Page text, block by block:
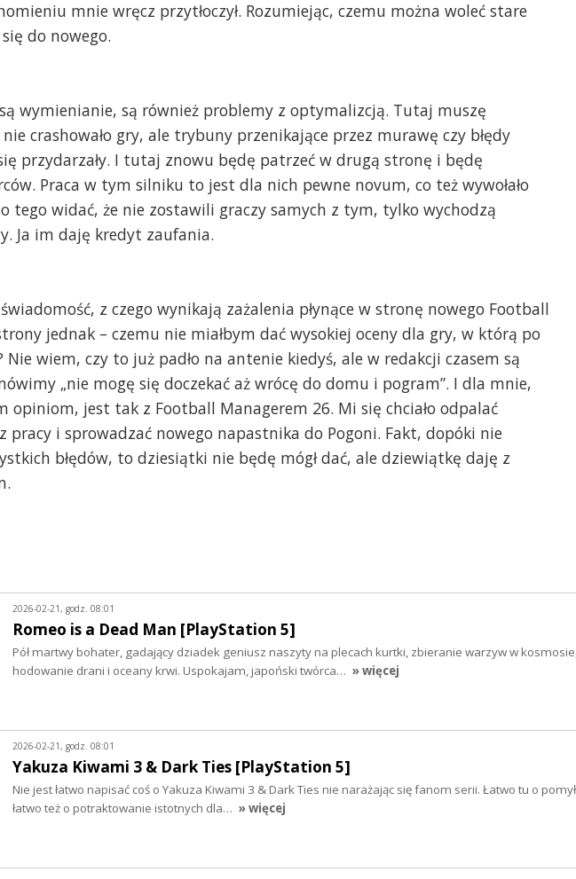
mnie wręcz przytłoczył. Rozumiejąc, czemu można woleć stare
do nowego.
wymienianie, są również problemy z optymalizcją. Tutaj muszę
crashowało gry, ale trybuny przenikające przez murawę czy błędy
przydarzały. I tutaj znowu będę patrzeć w drugą stronę i będę
Praca w tym silniku to jest dla nich pewne novum, co też wywołało
tego widać, że nie zostawili graczy samych z tym, tylko wychodzą
Ja im daję kredyt zaufania.
z czego wynikają zażalenia płynące w stronę nowego Football
jednak – czemu nie miałbym dać wysokiej oceny dla gry, w którą po
Nie wiem, czy to już padło na antenie kiedyś, ale w redakcji czasem są
„nie mogę się doczekać aż wrócę do domu i pogram”. I dla mnie,
opiniom, jest tak z Football Managerem 26. Mi się chciało odpalać
pracy i sprowadzać nowego napastnika do Pogoni. Fakt, dopóki nie
błędów, to dziesiątki nie będę mógł dać, ale dziewiątkę daję z
2026-02-21, godz. 08:01
Romeo is a Dead Man [PlayStation 5]
Pół martwy bohater, gadający dziadek geniusz naszyty na plecach kurtki, zbieranie warzyw w
hodowanie drani i oceany krwi. Uspokajam, japoński twórca… » więcej
2026-02-21, godz. 08:01
Yakuza Kiwami 3 & Dark Ties [PlayStation 5]
Nie jest łatwo napisać coś o Yakuza Kiwami 3 & Dark Ties nie narażając się fanom serii. Łatwo tu o
łatwo też o potraktowanie istotnych dla… » więcej